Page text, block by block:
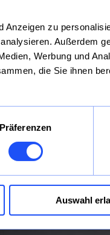
Anzeigen zu
Außerdem
Werbung und
die Sie ihnen
Präferenzen
Auswahl
bei AARSLEFF
Verschmelzung der
GmbH, finden